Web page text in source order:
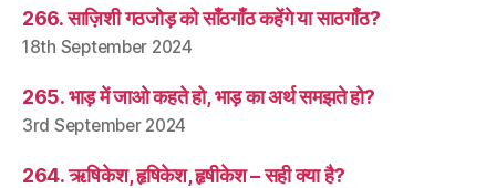
266. साज़िशी गठजोड़ को साँठगाँठ कहेंगे या साठगाँठ?
18th September 2024
265. भाड़ में जाओ कहते हो, भाड़ का अर्थ समझते हो?
3rd September 2024
264. ऋषिकेश, हृषिकेश, हृषीकेश – सही क्या है?